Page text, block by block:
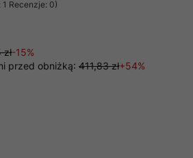
1 Recenzje: 0)
zł-15%
przed obniżką: 411,83 zł+54%